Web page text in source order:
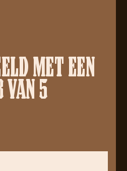
MET EEN
5